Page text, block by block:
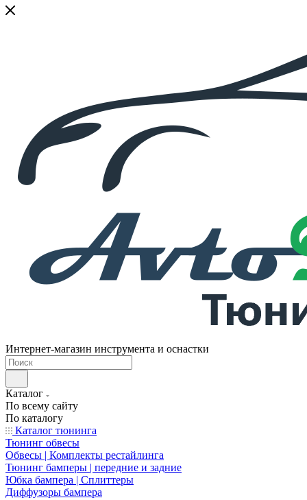
Интернет-магазин инструмента и оснастки
Каталог
По всему сайту
По каталогу
Каталог тюнинга
Тюнинг обвесы
Обвесы | Комплекты рестайлинга
Тюнинг бамперы | передние и задние
Юбка бампера | Сплиттеры
Диффузоры бампера